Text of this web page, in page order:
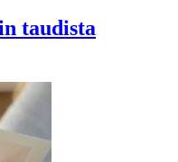
taudista